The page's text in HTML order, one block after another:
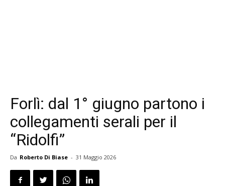
Forlì: dal 1° giugno partono i
collegamenti serali per il
“Ridolfi”
Da Roberto Di Biase - 31 Maggio 2026